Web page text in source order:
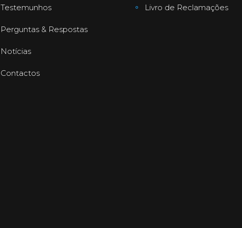
Testemunhos
Perguntas & Respostas
Notícias
Contactos
Livro de Reclamações